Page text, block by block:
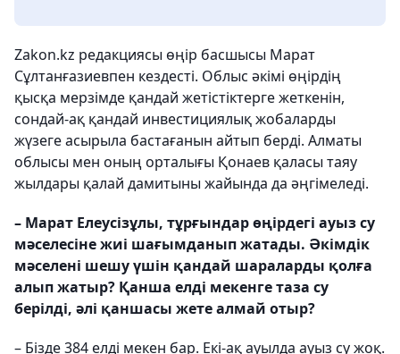
Zakon.kz редакциясы өңір басшысы Марат
Сұлтанғазиевпен кездесті. Облыс әкімі өңірдің
қысқа мерзімде қандай жетістіктерге жеткенін,
сондай-ақ қандай инвестициялық жобаларды
жүзеге асырыла бастағанын айтып берді. Алматы
облысы мен оның орталығы Қонаев қаласы таяу
жылдары қалай дамитыны жайында да әңгімеледі.
– Марат Елеусізұлы, тұрғындар өңірдегі ауыз су
мәселесіне жиі шағымданып жатады. Әкімдік
мәселені шешу үшін қандай шараларды қолға
алып жатыр? Қанша елді мекенге таза су
берілді, әлі қаншасы жете алмай отыр?
– Бізде 384 елді мекен бар. Екі-ақ ауылда ауыз су жоқ.